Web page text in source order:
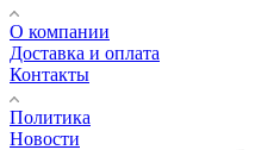
О компании
Доставка и оплата
Контакты
Политика
Новости